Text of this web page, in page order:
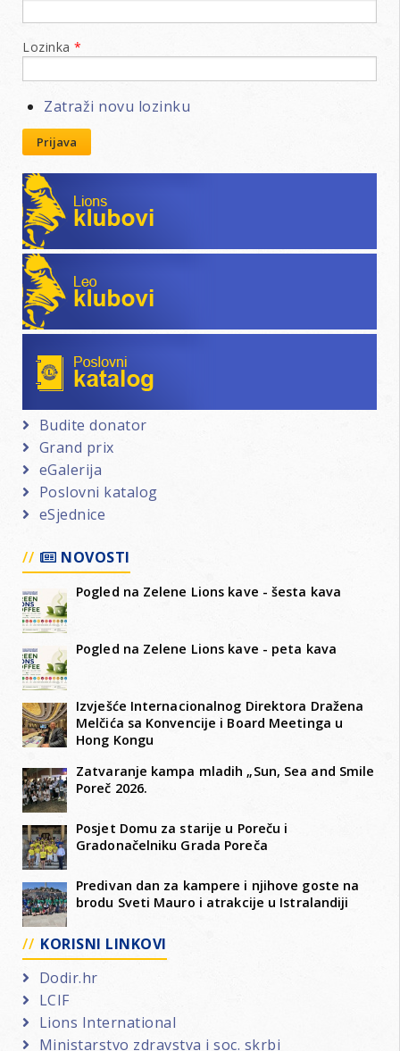
Lozinka *
Zatraži novu lozinku
Prijava
Lions klubovi
Leo klubovi
Budite donator
Grand prix
eGalerija
Poslovni katalog
eSjednice
NOVOSTI
Pogled na Zelene Lions kave - šesta kava
Pogled na Zelene Lions kave - peta kava
Izvješće Internacionalnog Direktora Dražena
Melčića sa Konvencije i Board Meetinga u
Hong Kongu
Zatvaranje kampa mladih „Sun, Sea and Smile
Poreč 2026.
Posjet Domu za starije u Poreču i
Gradonačelniku Grada Poreča
Predivan dan za kampere i njihove goste na
brodu Sveti Mauro i atrakcije u Istralandiji
KORISNI LINKOVI
Dodir.hr
LCIF
Lions International
Ministarstvo zdravstva i soc. skrbi